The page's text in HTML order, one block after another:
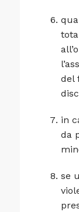
del
in
da
se